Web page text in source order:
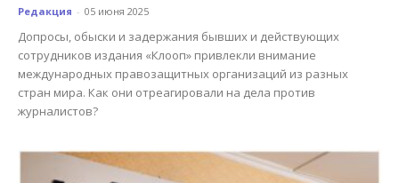
Редакция - 05 июня 2025
Допросы, обыски и задержания бывших и действующих
сотрудников издания «Клооп» привлекли внимание
международных правозащитных организаций из разных
стран мира. Как они отреагировали на дела против
журналистов?